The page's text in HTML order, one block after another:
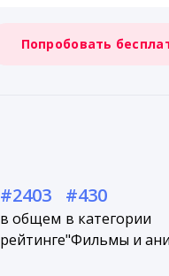
Попробовать
#2403
в общем
рейтинге
#430
в категории
"Фильмы и